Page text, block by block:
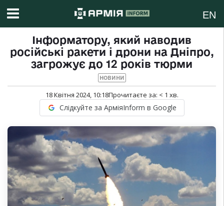
EN
Інформатору, який наводив
російські ракети і дрони на Дніпро,
загрожує до 12 років тюрми
НОВИНИ
18 Квітня 2024, 10:18Прочитаєте за: < 1 хв.
Слідкуйте за АрміяInform в Google